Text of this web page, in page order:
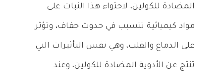
المضادة للكولين، لاحتواء هذا النبات على
مواد كيميائية تتسبب في حدوث جفاف، وتؤثر
على الدماغ والقلب، وهي نفس التأثيرات التي
تنتج عن الأدوية المضادة للكولين، وعند